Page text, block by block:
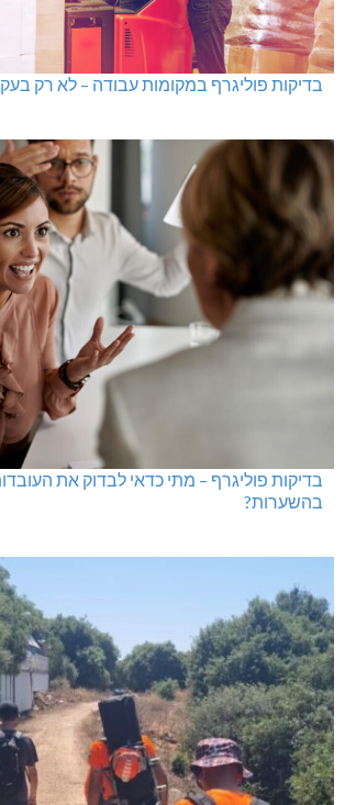
בדיקות פוליגרף במקומות עבודה – לא רק
בדיקות פוליגרף – מתי כדאי לבדוק את
בהשערות?